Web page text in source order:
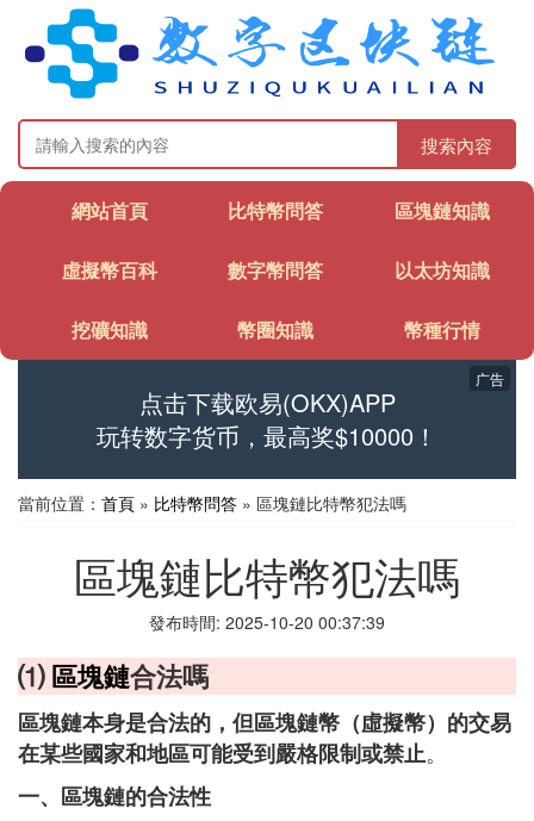
搜索內容
網站首頁 比特幣問答 區塊鏈知識
虛擬幣百科 數字幣問答 以太坊知識
挖礦知識 幣圈知識 幣種行情
点击下载欧易(OKX)APP
玩转数字货币，最高奖$10000！
广告
當前位置： 首頁 » 比特幣問答 » 區塊鏈比特幣犯法嗎
區塊鏈比特幣犯法嗎
發布時間: 2025-10-20 00:37:39
⑴區塊鏈合法嗎
區塊鏈本身是合法的，但區塊鏈幣（虛擬幣）的交易
在某些國家和地區可能受到嚴格限制或禁止。
一、區塊鏈的合法性